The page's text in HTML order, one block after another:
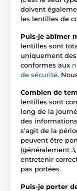
doivent
les lentilles de
Puis-je abîmer
lentilles sont
uniquement
conformes aux
de sécurité.
Combien de
lentilles sont
long de la
des
s’agit de la
peuvent être
(généralement
entretenir
pas portées.
Puis-je porter